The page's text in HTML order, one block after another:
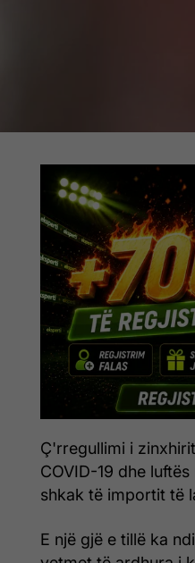
Ç'rregullimi i
COVID-19 dhe
shkak të importit të
E një gjë e tillë ka